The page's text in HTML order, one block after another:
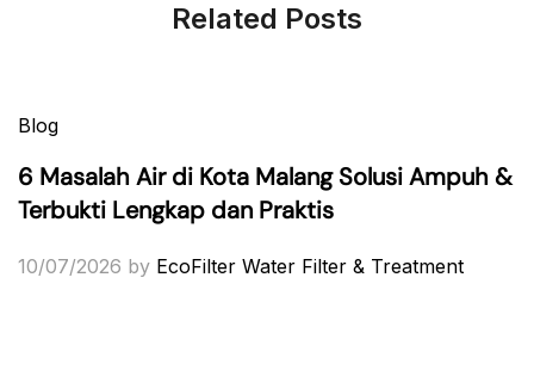
Related Posts
Blog
6 Masalah Air di Kota Malang Solusi Ampuh &
Terbukti Lengkap dan Praktis
10/07/2026 by EcoFilter Water Filter & Treatment